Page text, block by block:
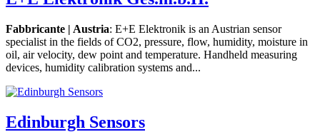
Fabbricante | Austria: E+E Elektronik is an Austrian sensor
specialist in the fields of CO2, pressure, flow, humidity, moisture in
oil, air velocity, dew point and temperature. Handheld measuring
devices, humidity calibration systems and...
Edinburgh Sensors